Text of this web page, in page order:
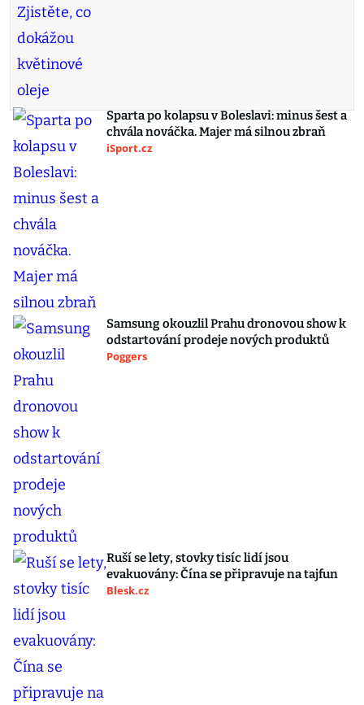
Sparta po kolapsu v Boleslavi: minus šest a
chvála nováčka. Majer má silnou zbraň
iSport.cz
Samsung okouzlil Prahu dronovou show k
odstartování prodeje nových produktů
Poggers
Ruší se lety, stovky tisíc lidí jsou
evakuovány: Čína se připravuje na tajfun
Blesk.cz